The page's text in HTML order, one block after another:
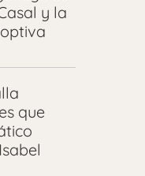
y la
que